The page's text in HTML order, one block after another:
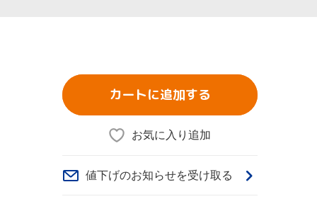
カートに追加する
お気に入り追加
値下げのお知らせを受け取る